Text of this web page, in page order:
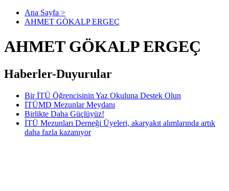
Ana Sayfa >
AHMET GÖKALP ERGEÇ
AHMET GÖKALP ERGEÇ
Haberler-Duyurular
Bir İTÜ Öğrencisinin Yaz Okuluna Destek Olun
İTÜMD Mezunlar Meydanı
Birlikte Daha Güçlüyüz!
İTÜ Mezunları Derneği Üyeleri, akaryakıt alımlarında artık
daha fazla kazanıyor